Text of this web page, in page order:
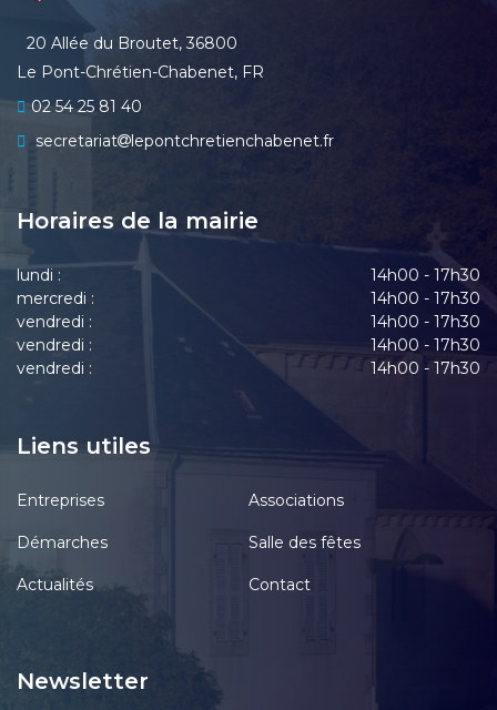
20 Allée du Broutet, 36800
Le Pont-Chrétien-Chabenet, FR
02 54 25 81 40
secretariat
lepontchretienchabenet.fr
Horaires de la mairie
lundi :
14h00 - 17h30
mercredi :
14h00 - 17h30
vendredi :
14h00 - 17h30
vendredi :
14h00 - 17h30
vendredi :
14h00 - 17h30
Liens utiles
Entreprises Associations
Démarches Salle des fêtes
Actualités Contact
Newsletter